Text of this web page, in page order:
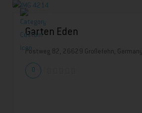
Garten Eden
Postweg 82, 26629 Großefehn, Germany
0